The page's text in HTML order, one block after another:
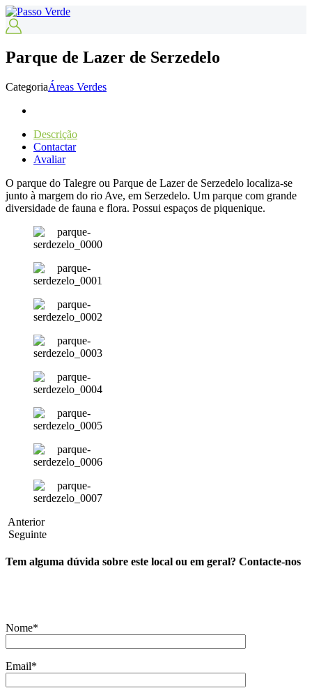
Parque de Lazer de Serzedelo
CategoriaÁreas Verdes
Descrição
Contactar
Avaliar
O parque do Talegre ou Parque de Lazer de Serzedelo localiza-se
junto à margem do rio Ave, em Serzedelo. Um parque com grande
diversidade de fauna e flora. Possui espaços de piquenique.
Anterior
Seguinte
Tem alguma dúvida sobre este local ou em geral? Contacte-nos
Nome*
Email*